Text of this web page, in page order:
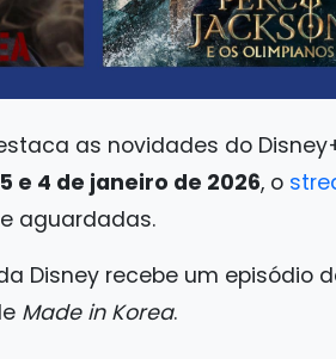
as novidades do
e 4 de janeiro de 2026, o
aguardadas.
Disney recebe um episódio
Made in Korea.